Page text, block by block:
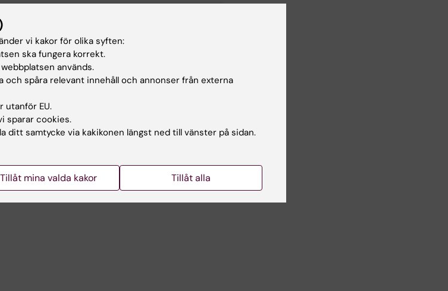
Doktorandnytt
vi kakor för olika syften:
ska fungera korrekt.
används.
och spåra relevant innehåll och annonser från externa
utanför EU.
sparar cookies.
ditt samtycke via kakikonen längst ned till vänster på sidan.
Tillåt mina valda kakor Tillåt alla